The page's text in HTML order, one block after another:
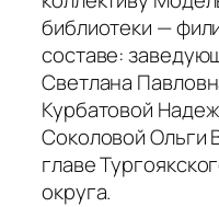
библиотеки —
составе:
Светлана
Курбатовой
Соколовой Ольги
главе
округа.